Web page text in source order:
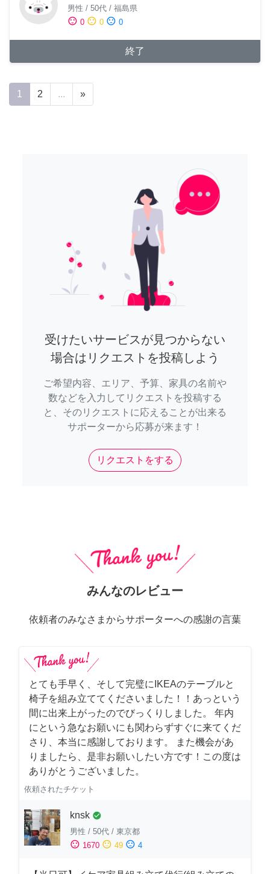
男性 / 50代 / 福島県
sentiment_satisfied 0 sentiment_neutral 0 sentiment_dissatisfied 0
終了
1 2 ... »
受けたいサービスが見つからない
場合はリクエストを投稿しよう
ご希望内容、エリア、予算、家具の名前や
数などを入力してリクエストを投稿する
と、そのリクエストに応えることが出来る
サポーターから応募が来ます！
リクエストをする
みんなのレビュー
依頼者のみなさまからサポーターへの感謝の言葉
とても手早く、そして完璧にIKEAのテーブルと
椅子を組み立ててくださいました！！あっという
間に出来上がったのでびっくりしました。 年内
にという急なお願いにも関わらずすぐに来てくだ
さり、本当に感謝しております。 また機会があ
りましたら、是非お願いしたい方です！この度は
ありがとうございました。
依頼されたチケット
knsk check_circle
男性 / 50代 / 東京都
sentiment_satisfied 1670 sentiment_neutral 49 sentiment_dissatisfied 4